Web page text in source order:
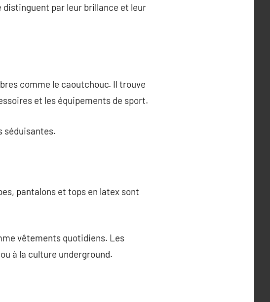
distinguent par leur brillance et leur
comme le caoutchouc. Il trouve
et les équipements de sport.
séduisantes.
pantalons et tops en latex sont
vêtements quotidiens. Les
à la culture underground.